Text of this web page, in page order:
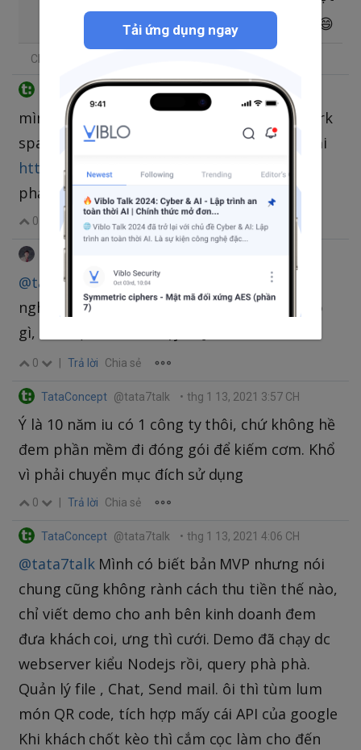
cái Tết không về chưa đủ đâu bạn
Chia sẻ
TataConcept @tata7talk • thg 1 13, 2021 10:12 SA
mình mới post bên Thảo Luận bị admin mark
spam rồi Bạn quan tâm có thể xem demo tại
http://ta2.vn/demoNếu thấy không hay cứ
phản hồi mình tiếp thu
0 Trả lời Chia sẻ
Vũ Thành Long
@tata7talkThấy info Trên 10 năm kinh
nghiệm thì mình cũng không dám đống góp
gì, chờ đợi bản MVP vậy
0 Trả lời Chia sẻ
TataConcept @tata7talk • thg 1 13, 2021 3:57 CH
Ý là 10 năm iu có 1 công ty thôi, chứ không hề
đem phần mềm đi đóng gói để kiếm cơm. Khổ
vì phải chuyển mục đích sử dụng
0 Trả lời Chia sẻ
TataConcept @tata7talk • thg 1 13, 2021 4:06 CH
@tata7talkMình có biết bản MVP nhưng nói
chung cũng không rành cách thu tiền thế nào,
chỉ viết demo cho anh bên kinh doanh đem
đưa khách coi, ưng thì cưới. Demo đã chạy dc
webserver kiểu Nodejs rồi, query phà phà.
Quản lý file , Chat, Send mail. ôi thì tùm lum
món QR code, tích hợp mấy cái API của google
Khi khách chốt kèo thì cắm cọc làm cho đến
Tải ứng dụng ngay